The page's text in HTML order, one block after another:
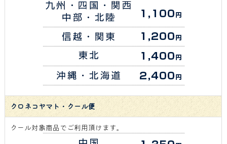
クロネコヤマト・クール便
クール対象商品でご利用頂けます。